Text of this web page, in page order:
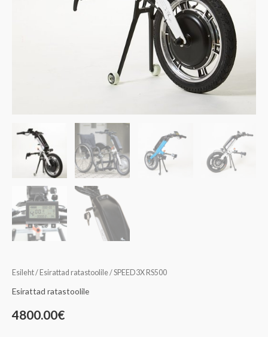
Esileht/ Esirattad ratastoolile/ SPEED3X RS500
Esirattad ratastoolile
4800.00€